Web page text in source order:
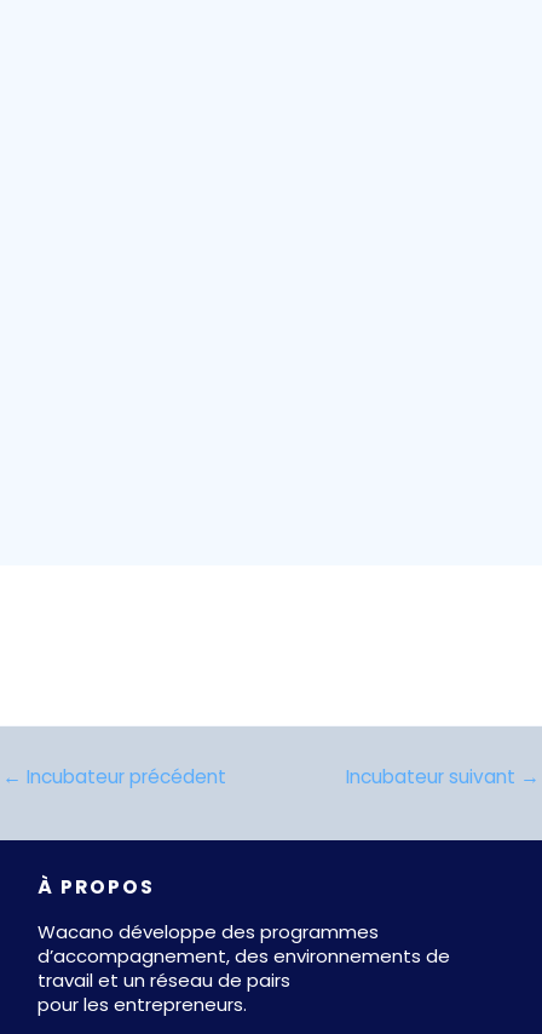
← Incubateur précédent Incubateur suivant →
À PROPOS
Wacano développe des programmes
d’accompagnement, des environnements de
travail et un réseau de pairs
pour les entrepreneurs.